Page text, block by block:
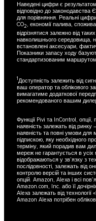
Наведені цифри є
відповідно до
для порівняння. Реальні
CO2, економії палива,
відрізнятися залежно від
навколишнього середовища,
встановлені аксесуари,
Показники запасу ходу
стандартизованим
1Доступність залежить від
ваш оператор та облікового
вимагатиме додаткової
рекомендованого вашим
Функції Pivi та InControl, опції,
наявність залежать від
наявність та повні умови для
підпискою, яку необхідного
терміну, який порадив вам
мереж не гарантується в
відображаються у зв’язку з
послідовності, залежать від
контролю версій та інших
опцій. Amazon, Alexa і всі
Amazon.com, Inc. або її
Alexa залежать від
Amazon Alexa потрібен